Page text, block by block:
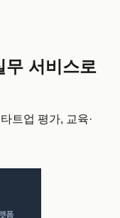
무 서비스로
트업 평가, 교육·